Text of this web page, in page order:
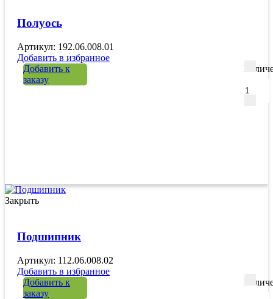
Полуось
Артикул: 192.06.008.01
Добавить в избранное
Добавить к
заказу
Закрыть
Подшипник
Артикул: 112.06.008.02
Добавить в избранное
Добавить к
заказу